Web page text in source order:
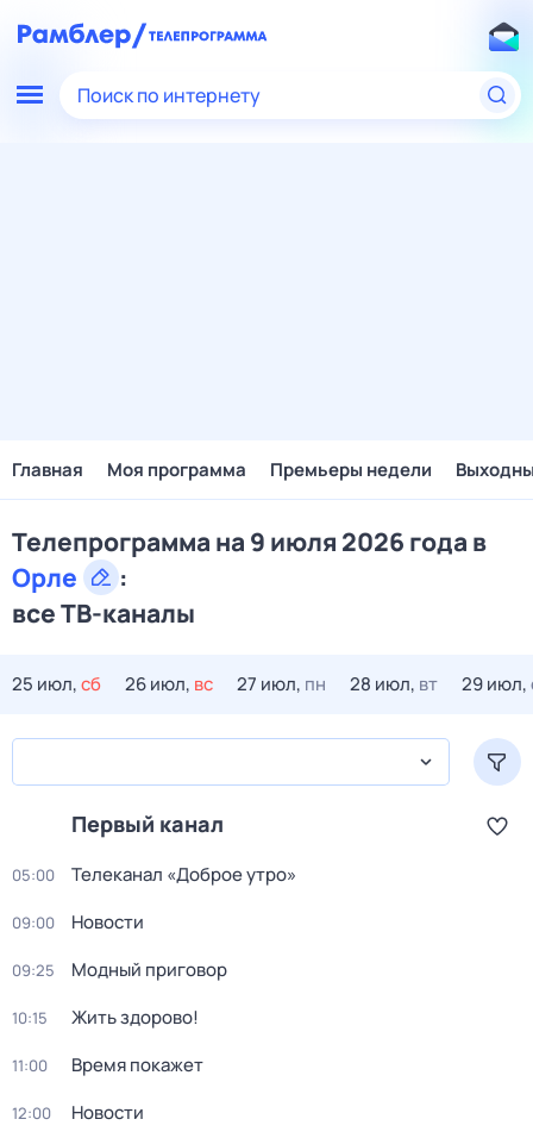
Поиск по интернету
Главная Моя программа Премьеры недели
Телепрограмма на 9 июля 2026 года в
Орле
:
все ТВ-каналы
25 июл,сб 26 июл, вс 27 июл, пн 28 июл, вт 29 июл,
Первый канал
05:00 Телеканал «Доброе утро»
09:00 Новости
09:25 Модный приговор
10:15 Жить здорово!
11:00 Время покажет
12:00 Новости